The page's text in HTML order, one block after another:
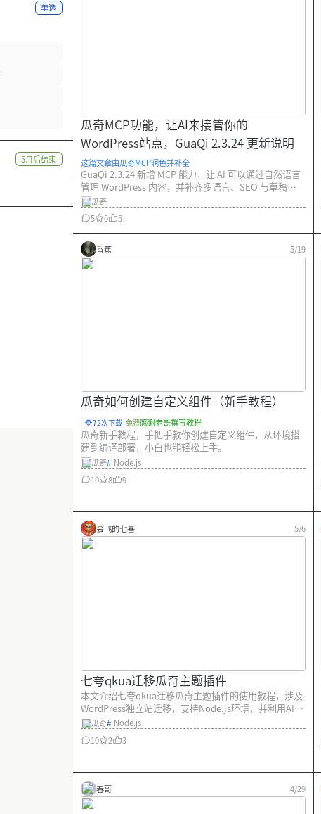
单选
5月后结束
瓜奇MCP功能，让AI来接管你的
WordPress站点，GuaQi 2.3.24 更新说明
这篇文章由瓜奇MCP润色并补全
GuaQi 2.3.24 新增 MCP 能力，让 AI 可以通过自然语言
管理 WordPress 内容，并补齐多语言、SEO 与草稿工
作流；同时带来本地开发、筛选模块、异步索引、缓存
优化等更新。
瓜奇
5
0 5
香蕉 5/19
瓜奇如何创建自定义组件（新手教程）
72次下载 免费感谢老哥撰写教程
瓜奇新手教程，手把手教你创建自定义组件，从环境搭
建到编译部署，小白也能轻松上手。
瓜奇# Node.js
10
8 9
会飞的七喜 5/6
七夸qkua迁移瓜奇主题插件
本文介绍七夸qkua迁移瓜奇主题插件的使用教程，涉及
WordPress独立站迁移，支持Node.js环境，并利用AI技
术优化迁移流程，确保数据无损。
瓜奇# Node.js
10
2 3
春哥 4/29